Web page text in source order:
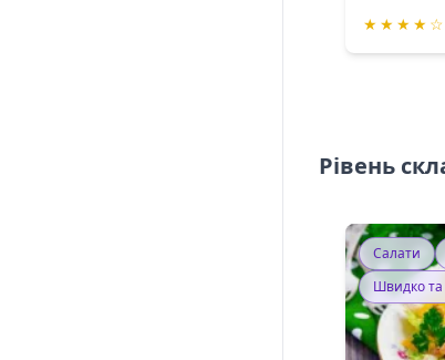
★ ★ ★ ★ ☆
Рівень
Салати
Швидко та